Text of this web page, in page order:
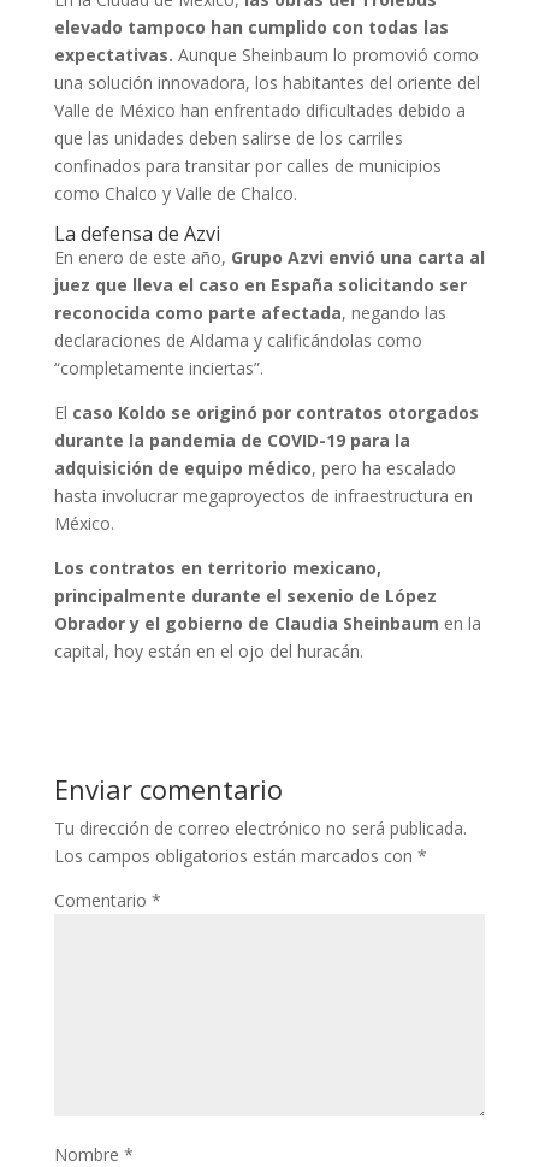
elevado tampoco han cumplido con todas las
expectativas. Aunque Sheinbaum lo promovió como
una solución innovadora, los habitantes del oriente del
Valle de México han enfrentado dificultades debido a
que las unidades deben salirse de los carriles
confinados para transitar por calles de municipios
como Chalco y Valle de Chalco.
La defensa de Azvi
En enero de este año, Grupo Azvi envió una carta al
juez que lleva el caso en España solicitando ser
reconocida como parte afectada, negando las
declaraciones de Aldama y calificándolas como
“completamente inciertas”.
El caso Koldo se originó por contratos otorgados
durante la pandemia de COVID-19 para la
adquisición de equipo médico, pero ha escalado
hasta involucrar megaproyectos de infraestructura en
México.
Los contratos en territorio mexicano,
principalmente durante el sexenio de López
Obrador y el gobierno de Claudia Sheinbaum en la
capital, hoy están en el ojo del huracán.
Enviar comentario
Tu dirección de correo electrónico no será publicada.
Los campos obligatorios están marcados con *
Comentario *
Nombre *